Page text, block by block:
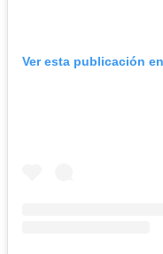
Ver esta publicación